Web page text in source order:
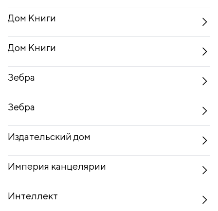
Дом Книги
Дом Книги
Зебра
Зебра
Издательский дом
Империя канцелярии
Интеллект